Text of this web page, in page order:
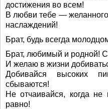
достижения во всем!
В любви тебе —
наслаждений!
Брат, будь всегда
Брат, любимый и родной!
И желаю в жизни
Добивайся высоких
сбываются!
Не отчаивайся, когда не
равно!